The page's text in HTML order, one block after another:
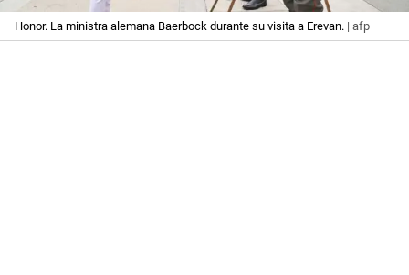
Honor. La ministra alemana Baerbock durante su visita a Erevan. | afp